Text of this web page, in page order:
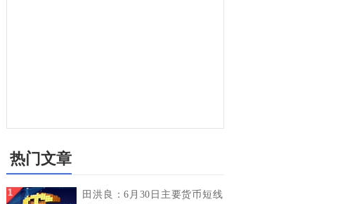
热门文章
田洪良：6月30日主要货币短线